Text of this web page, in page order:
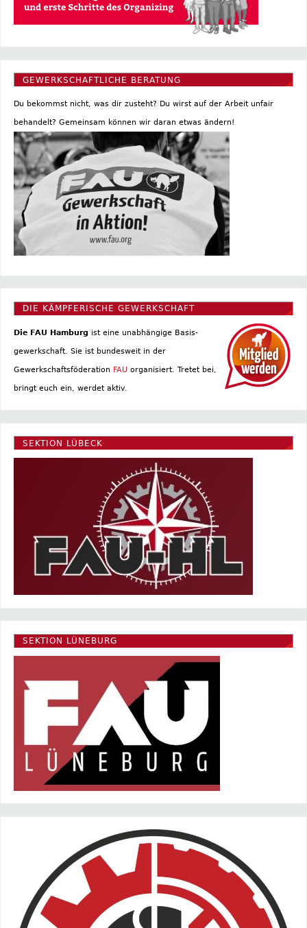
GEWERKSCHAFTLICHE BERATUNG
Du bekommst nicht, was dir zusteht? Du wirst auf der Arbeit unfair
behandelt? Gemeinsam können wir daran etwas ändern!
DIE KÄMPFERISCHE GEWERKSCHAFT
Die FAU Hamburg ist eine un­abhängige Basis­
gewerkschaft. Sie ist bundesweit in der
Gewerkschaftsföderation FAU organisiert. Tretet bei,
bringt euch ein, werdet aktiv.
SEKTION LÜBECK
SEKTION LÜNEBURG